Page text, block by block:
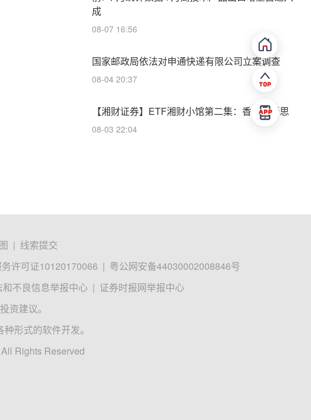
成
08-07 16:56
国家邮政局依法对申通快递有限公司立案调查
08-04 20:37
【湘财证券】ETF湘财小馆第二集：香辣启新思
08-03 22:04
| 线索提交
许可证10120170066 | 粤公网安备44030002008846号
不良信息举报中心 | 证券时报网举报中心
资建议。
形式的软件开发。
Rights Reserved